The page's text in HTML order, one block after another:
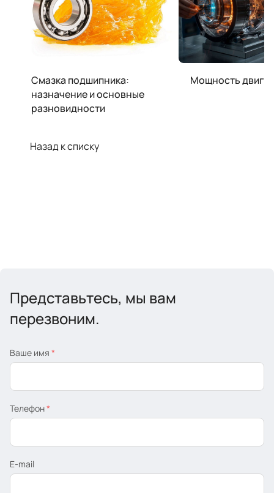
Смазка подшипника:
назначение и основные
разновидности
Мощность
Назад к списку
Представьтесь, мы вам
перезвоним.
Ваше имя *
Телефон*
E-mail